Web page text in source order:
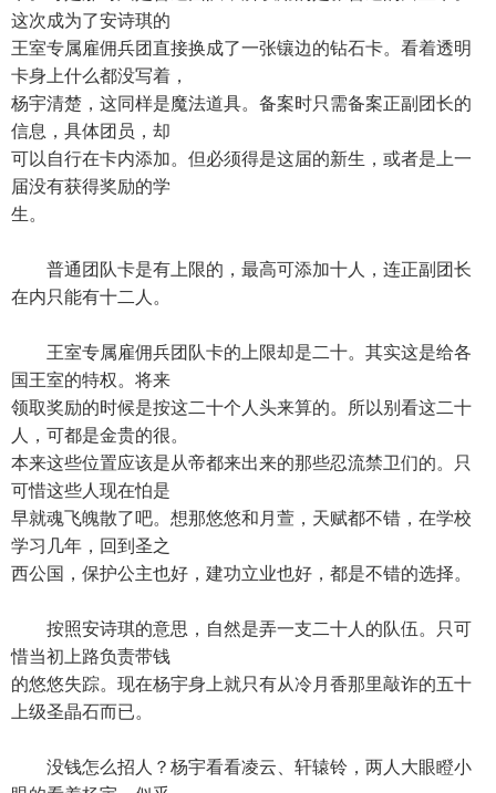
这次成为了安诗琪的
王室专属雇佣兵团直接换成了一张镶边的钻石卡。看着透明
卡身上什么都没写着，
杨宇清楚，这同样是魔法道具。备案时只需备案正副团长的
信息，具体团员，却
可以自行在卡内添加。但必须得是这届的新生，或者是上一
届没有获得奖励的学
生。
普通团队卡是有上限的，最高可添加十人，连正副团长
在内只能有十二人。
王室专属雇佣兵团队卡的上限却是二十。其实这是给各
国王室的特权。将来
领取奖励的时候是按这二十个人头来算的。所以别看这二十
人，可都是金贵的很。
本来这些位置应该是从帝都来出来的那些忍流禁卫们的。只
可惜这些人现在怕是
早就魂飞魄散了吧。想那悠悠和月萱，天赋都不错，在学校
学习几年，回到圣之
西公国，保护公主也好，建功立业也好，都是不错的选择。
按照安诗琪的意思，自然是弄一支二十人的队伍。只可
惜当初上路负责带钱
的悠悠失踪。现在杨宇身上就只有从冷月香那里敲诈的五十
上级圣晶石而已。
没钱怎么招人？杨宇看看凌云、轩辕铃，两人大眼瞪小